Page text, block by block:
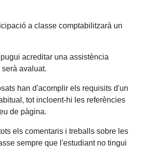
a classe comptabilitzarà un
acreditar una assistència
avaluat.
han d'acomplir els requisits d'un
tot incloent-hi les referències
de pàgina.
els comentaris i treballs sobre les
sempre que l'estudiant no tingui